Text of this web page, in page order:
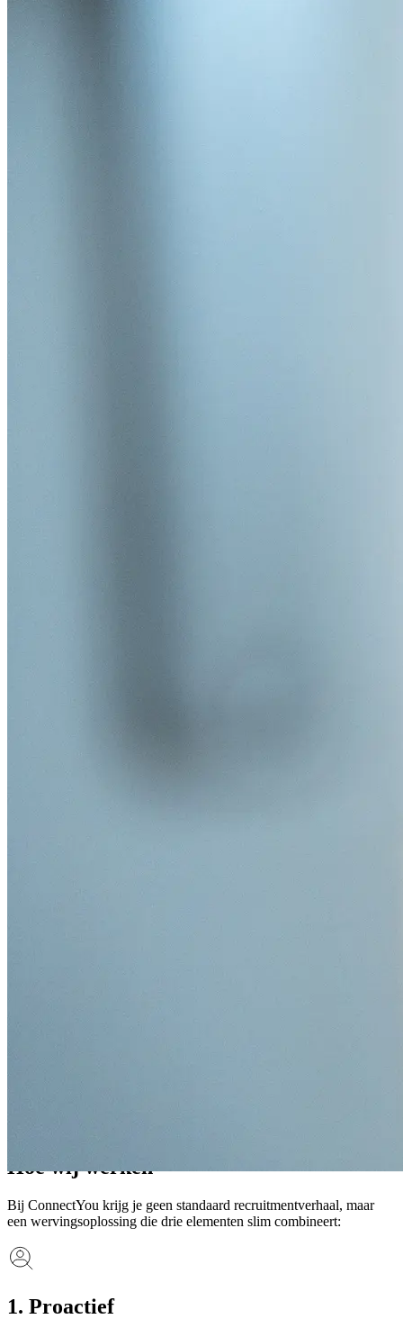
Hoe wij werken
Bij ConnectYou krijg je geen standaard recruitmentverhaal, maar
een wervingsoplossing die drie elementen slim combineert:
1. Proactief